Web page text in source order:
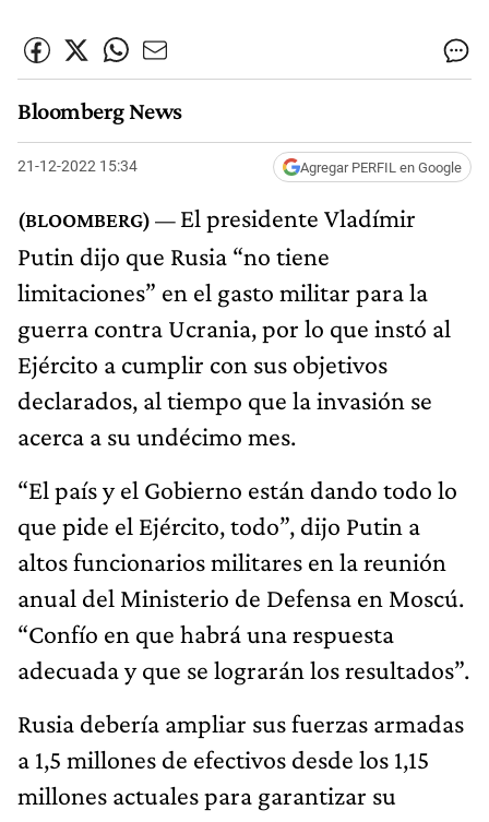
Bloomberg News
21-12-2022 15:34 Agregar PERFIL en Google
El presidente Vladímir
Putin dijo que Rusia “no tiene
limitaciones” en el gasto militar para la
guerra contra Ucrania, por lo que instó al
Ejército a cumplir con sus objetivos
declarados, al tiempo que la invasión se
acerca a su undécimo mes.
“El país y el Gobierno están dando todo lo
que pide el Ejército, todo”, dijo Putin a
altos funcionarios militares en la reunión
anual del Ministerio de Defensa en Moscú.
“Confío en que habrá una respuesta
adecuada y que se lograrán los resultados”.
Rusia debería ampliar sus fuerzas armadas
a 1,5 millones de efectivos desde los 1,15
millones actuales para garantizar su